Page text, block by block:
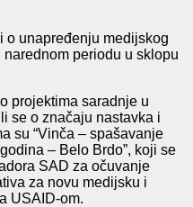
o unapređenju medijskog
periodu u sklopu
projektima saradnje u
se o značaju nastavka i
su “Vinča – spašavanje
– Belo Brdo”, koji se
SAD za očuvanje
za novu medijsku i
USAID-om.